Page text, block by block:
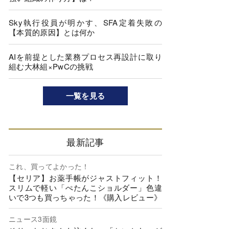
Sky執行役員が明かす、SFA定着失敗の
【本質的原因】とは何か
AIを前提とした業務プロセス再設計に取り
組む大林組×PwCの挑戦
一覧を見る
最新記事
これ、買ってよかった！
【セリア】お薬手帳がジャストフィット！
スリムで軽い「ぺたんこショルダー」色違
いで3つも買っちゃった！《購入レビュー》
ニュース3面鏡